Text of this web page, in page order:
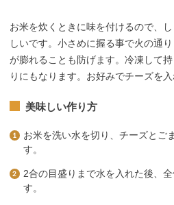
お米を炊くときに味を付けるので、
しいです。小さめに握る事で火の通
が膨れることも防げます。冷凍して
りにもなります。お好みでチーズを入
美味しい作り方
お米を洗い水を切り、チーズとご
す。
2合の目盛りまで水を入れた後、
す。